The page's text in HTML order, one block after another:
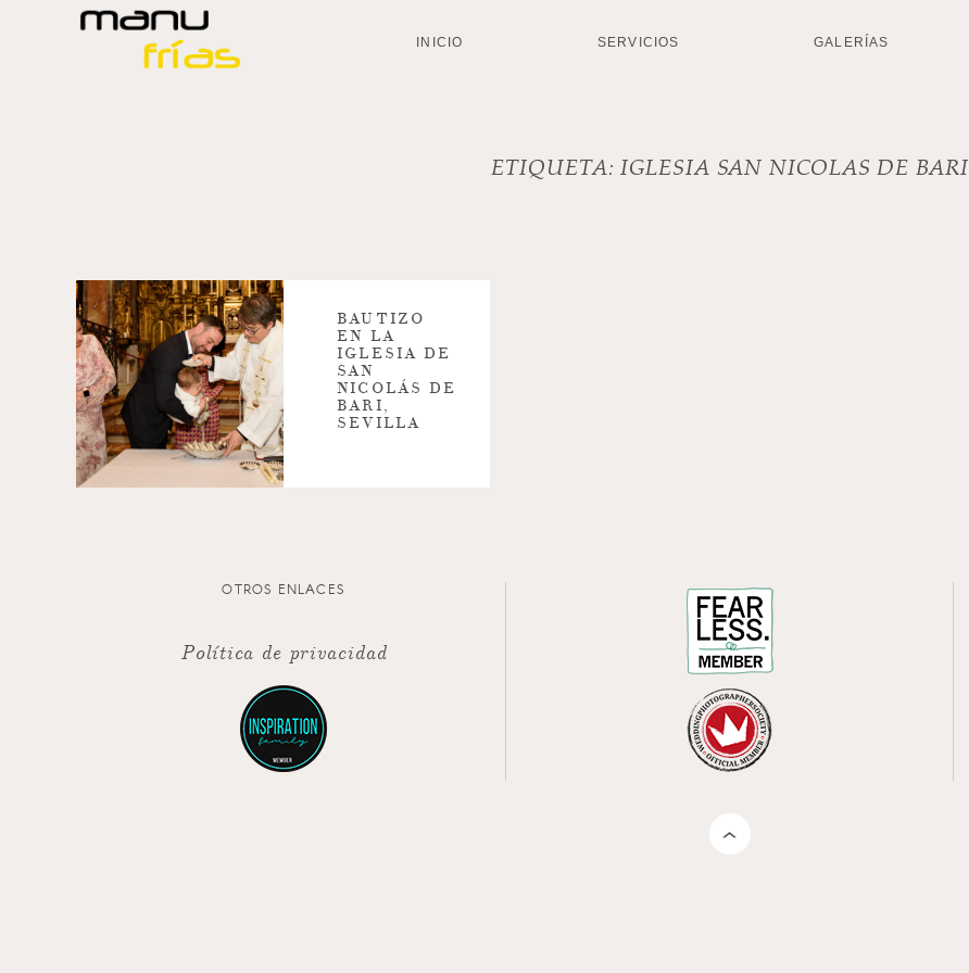
INICIO SERVICIOS GALERÍAS
ETIQUETA:IGLESIA SAN NICOLAS DE BARI
BAUTIZO
EN LA
IGLESIA DE
SAN
NICOLÁS DE
BARI,
SEVILLA
OTROS ENLACES
Política de privacidad